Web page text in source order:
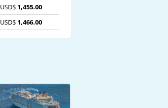
USD$ 1,455.00
USD$ 1,466.00